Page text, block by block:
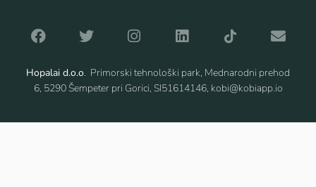
Hopalai d.o.o. Primorski tehnološki park, Mednarodni prehod
6, 5290 Šempeter pri Gorici, SI51614146, kobi@kobiapp.io